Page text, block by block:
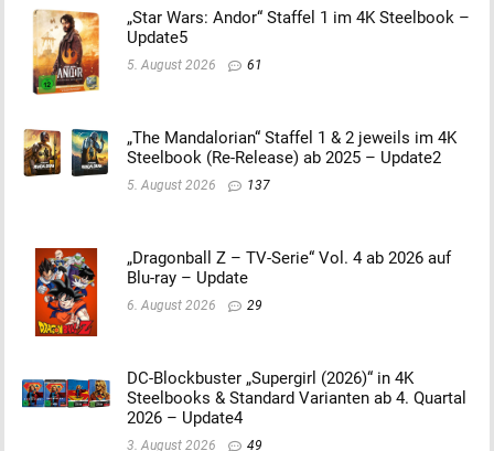
„Star Wars: Andor“ Staffel 1 im 4K Steelbook –
Update5
5. August 2026 61
„The Mandalorian“ Staffel 1 & 2 jeweils im 4K
Steelbook (Re-Release) ab 2025 – Update2
5. August 2026 137
„Dragonball Z – TV-Serie“ Vol. 4 ab 2026 auf
Blu-ray – Update
6. August 2026 29
DC-Blockbuster „Supergirl (2026)“ in 4K
Steelbooks & Standard Varianten ab 4. Quartal
2026 – Update4
3. August 2026 49